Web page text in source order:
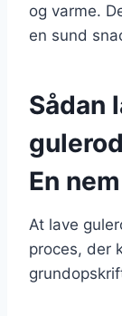
og varme.
en sund
Sådan
En
At lave
proces, der